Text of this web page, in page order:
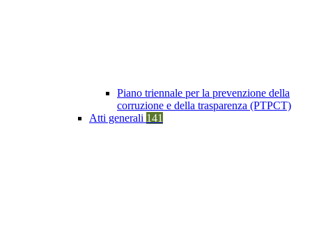
Piano triennale per la prevenzione della
corruzione e della trasparenza (PTPCT)
Atti generali 141